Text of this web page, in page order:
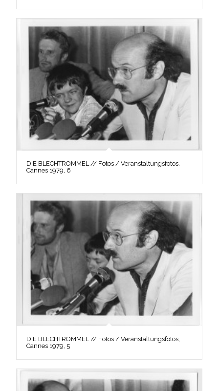
DIE BLECHTROMMEL // Fotos / Veranstaltungsfotos,
Cannes 1979, 6
DIE BLECHTROMMEL // Fotos / Veranstaltungsfotos,
Cannes 1979, 5